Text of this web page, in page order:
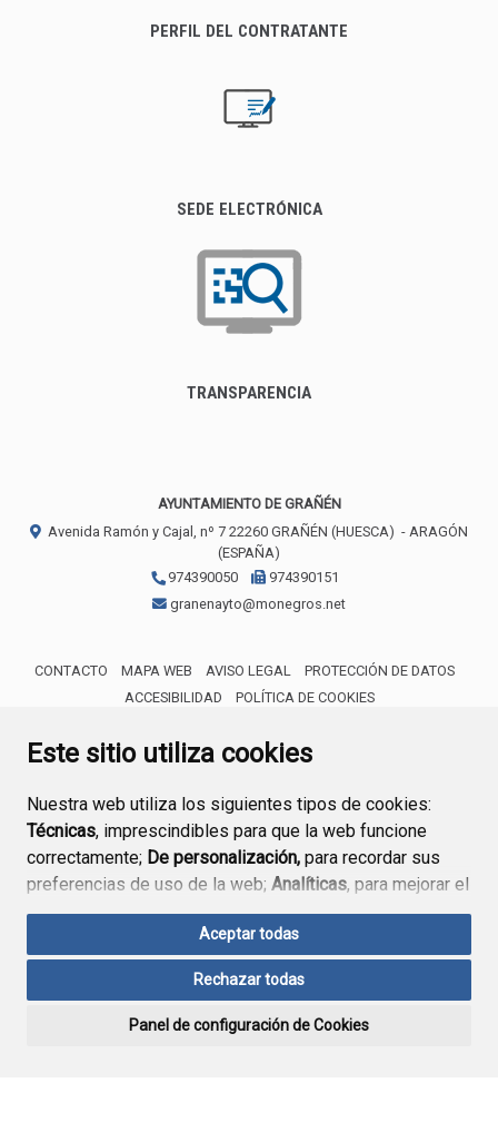
Este sitio utiliza cookies
Nuestra web utiliza los siguientes tipos de cookies:
Técnicas, imprescindibles para que la web funcione
correctamente; De personalización, para recordar sus
preferencias de uso de la web; Analíticas, para mejorar el
funcionamiento de la web y sus servicios.
Si acepta pulsando el botón“Aceptar todas”
consideramos que acepta su uso. Si pulsa el botón
ninguna acción, se guardarán las cookies técnicas
Aceptar todas
Rechazar todas
Panel de configuración de Cookies
PERFIL DEL CONTRATANTE
SEDE ELECTRÓNICA
TRANSPARENCIA
AYUNTAMIENTO DE GRAÑÉN
Avenida Ramón y Cajal, nº 7 22260 GRAÑÉN (HUESCA) - ARAGÓN
(ESPAÑA)
974390050
974390151
granenayto@monegros.net
CONTACTO MAPA WEB AVISO LEGAL
PROTECCIÓN DE DATOS
ACCESIBILIDAD
POLÍTICA DE COOKIES